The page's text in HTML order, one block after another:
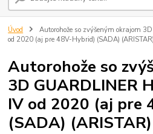
Úvod
Autorohože so zvýšeným okrajom
od 2020 (aj pre 48V-Hybrid) (SADA) (ARISTAR)
Autorohože so
3D GUARDLINER
IV od 2020 (aj pre
(SADA) (ARISTAR)